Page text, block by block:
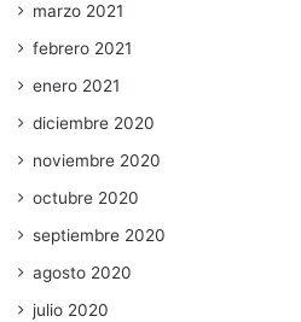
marzo 2021
febrero 2021
enero 2021
diciembre 2020
noviembre 2020
octubre 2020
septiembre 2020
agosto 2020
julio 2020